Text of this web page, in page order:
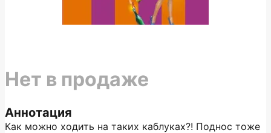
Аннотация
Как можно ходить на таких каблуках?! Поднос тоже
Нет в продаже